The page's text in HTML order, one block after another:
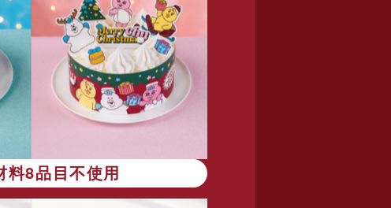
料8品目不使用